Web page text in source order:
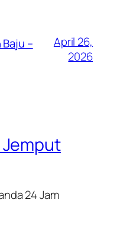
–
April 26,
2026
24 Jam